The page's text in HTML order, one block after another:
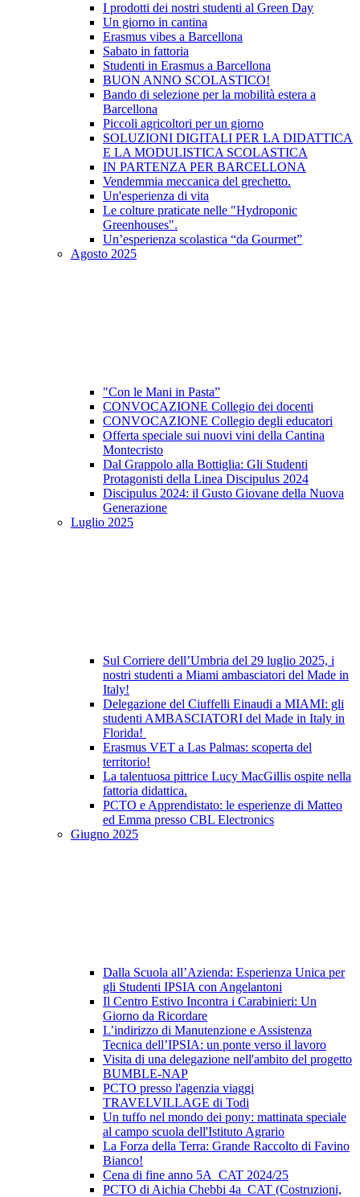
I prodotti dei nostri studenti al Green Day
Un giorno in cantina
Erasmus vibes a Barcellona
Sabato in fattoria
Studenti in Erasmus a Barcellona
BUON ANNO SCOLASTICO!
Bando di selezione per la mobilità estera a
Barcellona
Piccoli agricoltori per un giorno
SOLUZIONI DIGITALI PER LA DIDATTICA
E LA MODULISTICA SCOLASTICA
IN PARTENZA PER BARCELLONA
Vendemmia meccanica del grechetto.
Un'esperienza di vita
Le colture praticate nelle "Hydroponic
Greenhouses".
Un’esperienza scolastica “da Gourmet”
Agosto 2025
"Con le Mani in Pasta”
CONVOCAZIONE Collegio dei docenti
CONVOCAZIONE Collegio degli educatori
Offerta speciale sui nuovi vini della Cantina
Montecristo
Dal Grappolo alla Bottiglia: Gli Studenti
Protagonisti della Linea Discipulus 2024
Discipulus 2024: il Gusto Giovane della Nuova
Generazione
Luglio 2025
Sul Corriere dell’Umbria del 29 luglio 2025, i
nostri studenti a Miami ambasciatori del Made in
Italy!
Delegazione del Ciuffelli Einaudi a MIAMI: gli
studenti AMBASCIATORI del Made in Italy in
Florida!
Erasmus VET a Las Palmas: scoperta del
territorio!
La talentuosa pittrice Lucy MacGillis ospite nella
fattoria didattica.
PCTO e Apprendistato: le esperienze di Matteo
ed Emma presso CBL Electronics
Giugno 2025
Dalla Scuola all’Azienda: Esperienza Unica per
gli Studenti IPSIA con Angelantoni
Il Centro Estivo Incontra i Carabinieri: Un
Giorno da Ricordare
L’indirizzo di Manutenzione e Assistenza
Tecnica dell’IPSIA: un ponte verso il lavoro
Visita di una delegazione nell'ambito del progetto
BUMBLE-NAP
PCTO presso l'agenzia viaggi
TRAVELVILLAGE di Todi
Un tuffo nel mondo dei pony: mattinata speciale
al campo scuola dell'Istituto Agrario
La Forza della Terra: Grande Raccolto di Favino
Bianco!
Cena di fine anno 5A_CAT 2024/25
PCTO di Aichia Chebbi 4a_CAT (Costruzioni,